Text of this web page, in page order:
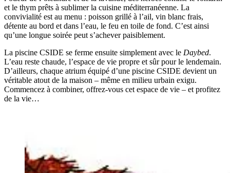
et le thym prêts à sublimer la cuisine méditerranéenne. La
convivialité est au menu : poisson grillé à l’ail, vin blanc frais,
détente au bord et dans l’eau, le feu en toile de fond. C’est ainsi
qu’une longue soirée peut s’achever paisiblement.
La piscine CSIDE se ferme ensuite simplement avec le Daybed.
L’eau reste chaude, l’espace de vie propre et sûr pour le lendemain.
D’ailleurs, chaque atrium équipé d’une piscine CSIDE devient un
véritable atout de la maison – même en milieu urbain exigu.
Commencez à combiner, offrez-vous cet espace de vie – et profitez
de la vie…